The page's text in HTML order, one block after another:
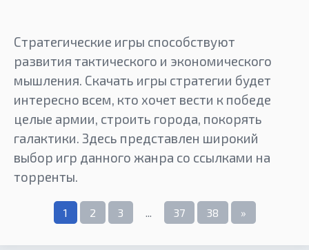
Стратегические игры способствуют
развития тактического и экономического
мышления. Скачать игры стратегии будет
интересно всем, кто хочет вести к победе
целые армии, строить города, покорять
галактики. Здесь представлен широкий
выбор игр данного жанра со ссылками на
торренты.
1 2 3 37 38 »